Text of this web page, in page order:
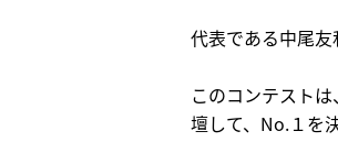
代表である中尾友
このコンテスト
壇して、No.１を